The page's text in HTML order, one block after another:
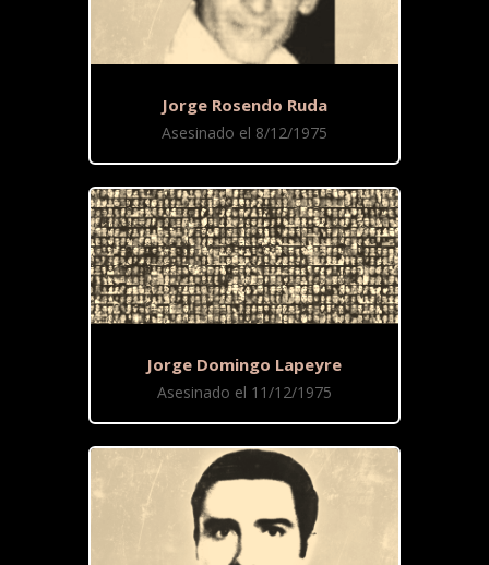
Jorge Rosendo Ruda
Asesinado el 8/12/1975
Jorge Domingo Lapeyre
Asesinado el 11/12/1975